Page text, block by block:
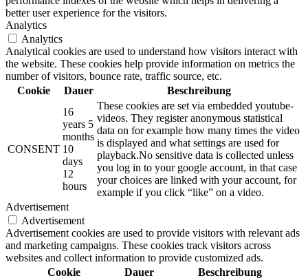
better user experience for the visitors.
Analytics
Analytics
Analytical cookies are used to understand how visitors interact with
the website. These cookies help provide information on metrics the
number of visitors, bounce rate, traffic source, etc.
Cookie
Dauer Beschreibung
CONSENT
16
years 5
months
10
days
12
hours
These cookies are set via embedded youtube-
videos. They register anonymous statistical
data on for example how many times the video
is displayed and what settings are used for
playback.No sensitive data is collected unless
you log in to your google account, in that case
your choices are linked with your account, for
example if you click “like” on a video.
Advertisement
Advertisement
Advertisement cookies are used to provide visitors with relevant ads
and marketing campaigns. These cookies track visitors across
websites and collect information to provide customized ads.
Cookie
Dauer Beschreibung